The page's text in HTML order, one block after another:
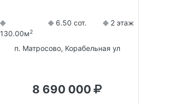
130.00м2
6.50 сот. 2 этаж
п. Матросово, Корабельная ул
8 690 000